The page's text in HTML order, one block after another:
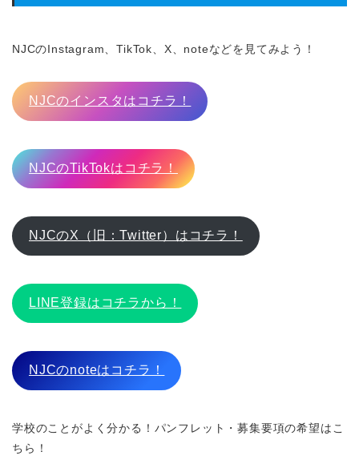
NJCのInstagram、TikTok、X、noteなどを見てみよう！
NJCのインスタはコチラ！
NJCのTikTokはコチラ！
NJCのX（旧：Twitter）はコチラ！
LINE登録はコチラから！
NJCのnoteはコチラ！
学校のことがよく分かる！パンフレット・募集要項の希望はこ
ちら！